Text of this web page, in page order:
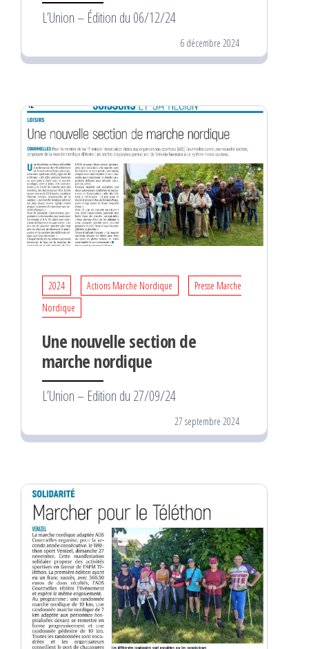
L’Union – Édition du 06/12/24
6 décembre 2024
2024 Actions Marche Nordique
Presse Marche
Nordique
Une nouvelle section de
marche nordique
L’Union – Edition du 27/09/24
27 septembre 2024